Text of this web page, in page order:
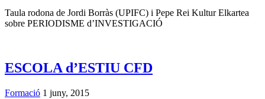
Taula rodona de Jordi Borràs (UPIFC) i Pepe Rei Kultur Elkartea
sobre PERIODISME d’INVESTIGACIÓ
ESCOLA d’ESTIU CFD
Formació 1 juny, 2015